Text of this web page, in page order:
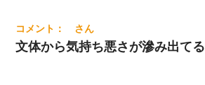
文体から気持ち悪さが滲み出てる